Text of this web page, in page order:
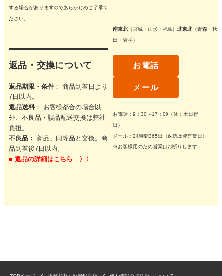
する場合がありますのであらかじめご了承く
ださい。
返品・交換について
返品期限・条件： 商品到着日より
7日以内。
返品送料： お客様都合の場合以
外、不良品・誤品配送交換は弊社
負担。
不良品：
新品、同等品と交換。商
品到着後7日以内。
■ 返品の詳細はこちら 〉〉
南東北（宮城・山形・福島）北東北（青森・秋
田・岩手）
お電話
メール
お電話：9：30～17：00（休：土日祝
日）
メール：24時間365日（返信は翌営業日）
※お客様用のため営業はお断りします